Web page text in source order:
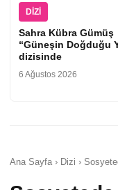
DIZI
Sahra Kübra Gümüş
“Güneşin Doğduğu
dizisinde
6 Ağustos 2026
Ana Sayfa › Dizi ›